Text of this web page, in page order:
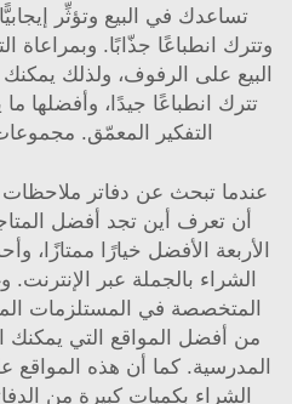
تساعدك في البيع وتؤثِّر
وتترك انطباعًا جذّابًا. وبمراعاة
البيع على الرفوف، ولذلك يمكنك
التفكير المعمّق.
عندما تبحث عن دفاتر ملاحظات
أن تعرف أين تجد أفضل
الأربعة الأفضل خيارًا ممتازًا،
الشراء بالجملة عبر الإنترنت.
المتخصصة في المستلزمات
من أفضل المواقع التي يمكنك
المدرسية. كما أن هذه المواقع
الشراء بكميات كبيرة من